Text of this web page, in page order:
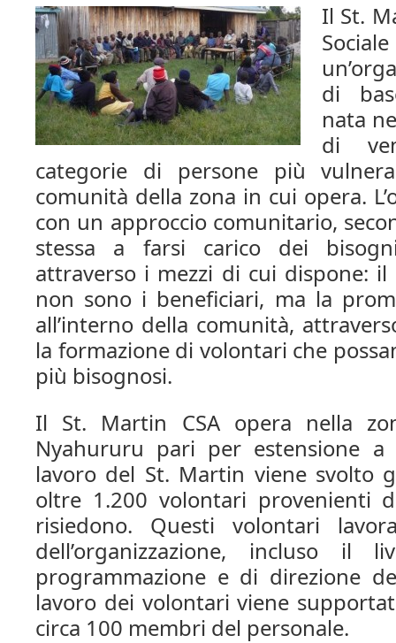
Il St.
di
nata
di
categorie di persone più
comunità della zona in cui opera.
con un approccio comunitario,
stessa a farsi carico dei
attraverso i mezzi di cui dispone:
non sono i beneficiari, ma la
all’interno della comunità,
la formazione di volontari che
più bisognosi.
Il St. Martin CSA opera nella
Nyahururu pari per estensione
lavoro del St. Martin viene svolto
oltre 1.200 volontari provenienti
risiedono. Questi volontari
dell’organizzazione, incluso il
programmazione e di direzione
lavoro dei volontari viene
circa 100 membri del personale.